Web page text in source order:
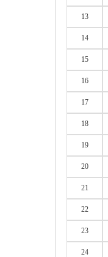
13
14
15
16
17
18
19
20
21
22
23
24